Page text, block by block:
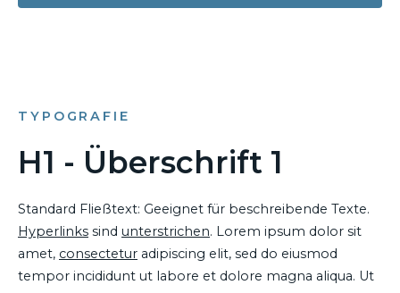
TYPOGRAFIE
H1 - Überschrift 1
Standard Fließtext: Geeignet für beschreibende Texte.
Hyperlinks sind unterstrichen. Lorem ipsum dolor sit
amet, consectetur adipiscing elit, sed do eiusmod
tempor incididunt ut labore et dolore magna aliqua. Ut